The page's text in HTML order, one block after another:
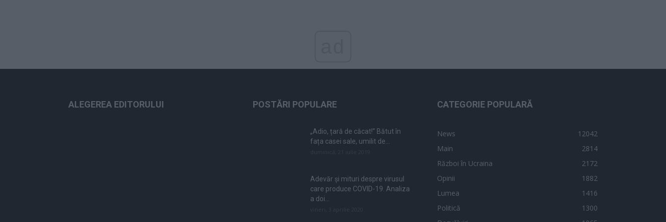
ALEGEREA EDITORULUI POSTĂRI POPULARE
„Adio, țară de căcat!” Bătut în
fața casei sale, umilit de...
Adevăr și mituri despre virusul
care produce COVID-19. Analiza
a doi...
CATEGORIE POPULARĂ
News
12042
Main
2814
Război în Ucraina
2172
Opinii
1882
Lumea
1416
Politică
1300